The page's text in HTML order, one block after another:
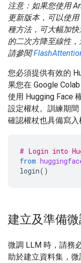
注意：如果您使用
更新版本，可以使
種方法，可大幅加
的二次方降至線性
請參閱
您必須提供有效的
果您在 Google
使用 Hugging Face
設定權杖。訓練期
確認權杖也具備寫入
# Login into
from
login()
建立及準備
微調 LLM 時，請務
助於建立資料集，